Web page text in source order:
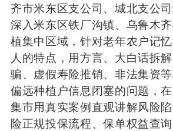
齐市米东区支公司、城北支公
深入米东区铁厂沟镇、乌鲁木
植集中区域，针对老年农户记
人的特点，用方言、大白话拆
骗、虚假寿险推销、非法集资
偏远种植户信息闭塞的问题，
集市用真实案例直观讲解风险
险正规投保流程、保单权益查